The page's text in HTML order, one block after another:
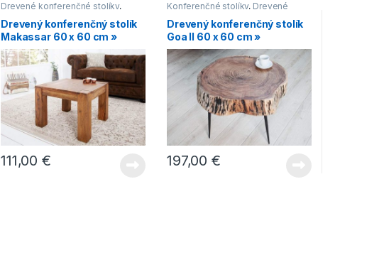
Drevené konferenčné stolíky,
Hranaté konferenčné stolíky
,
Konferenčné stolíky,Konferenčné
stolíky vo vidieckom štýle,
Makassar,Malé konferenčné
stolíky
Drevený konferenčný stolík
Makassar 60 x 60 cm »
111,00€
Konferenčné stolíky, Drevené
konferenčné stolíky
Malé
konferenčné stolíky, Oblé
konferenčné stolíky, Konferenčné
stolíky vo vidieckom štýle
Drevený konferenčný stolík
Goa II 60 x 60 cm »
197,00€